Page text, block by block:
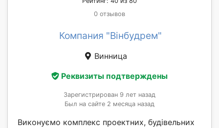
0 отзывов
Компания "Вінбудрем"
Винница
Реквизиты подтверждены
Зарегистрирован 9 лет назад
Был на сайте 2 месяца назад
Виконуємо комплекс проектних, будівельних